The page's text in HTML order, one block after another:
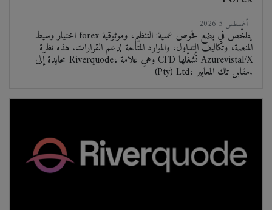
اختيار وسيط forex يتلخّص في بضع فحوص عملية: التنظيم، وموثوقية
المنصة، وتكاليف التداول، والموارد المتاحة لدعم القرارات. هذه نظرة
محايدة إلى Riverquode، وهي علامة CFD تُشغّلها AzurevistaFX
(Pty) Ltd، مقابل تلك المعايير.